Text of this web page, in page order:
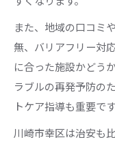
また、地域の口コミ
無、バリアフリー対
に合った施設かどう
ラブルの再発予防の
トケア指導も重要です
川崎市幸区は治安も